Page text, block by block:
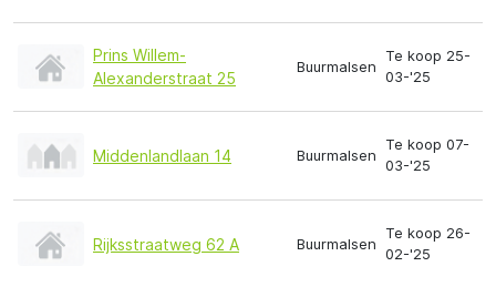
Prins Willem-
Alexanderstraat 25
Buurmalsen
Te koop 25-
03-'25
Middenlandlaan 14 Buurmalsen
Te koop 07-
03-'25
Rijksstraatweg 62 A Buurmalsen
Te koop 26-
02-'25